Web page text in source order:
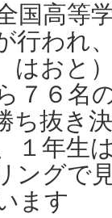
国高等
行われ
おと
７６名
ち抜き
１年生
ングで
ます